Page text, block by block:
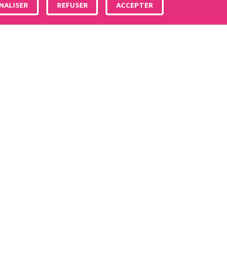
REFUSER ACCEPTER